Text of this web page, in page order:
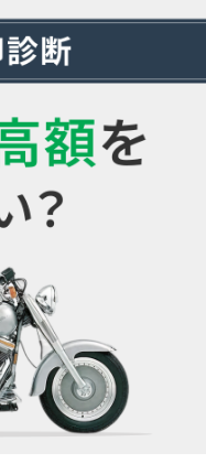
社※1の買取額
依頼後、現車査定が必要
平均2社〜3社